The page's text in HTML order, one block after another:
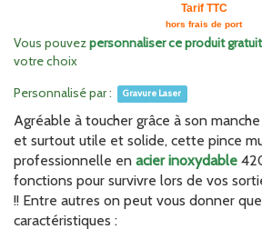
Tarif TTC
hors frais de port
Vous pouvezpersonnaliser ce produit
votre choix
Personnalisé par :
Gravure Laser
Agréable à toucher grâce à son
et surtout utile et solide, cette pince
professionnelle en acier inoxydable
fonctions pour survivre lors de vos
!! Entre autres on peut vous donner
caractéristiques :